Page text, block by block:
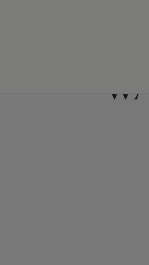
【会員